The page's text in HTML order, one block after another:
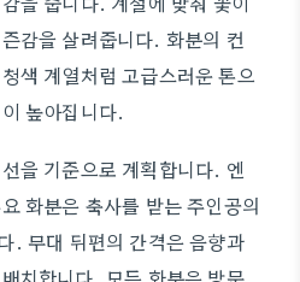
감을 살려줍니다. 화분의 컨
색 계열처럼 고급스러운 톤으
높아집니다.
을 기준으로 계획합니다. 엔
화분은 축사를 받는 주인공의
. 무대 뒤편의 간격은 음향과